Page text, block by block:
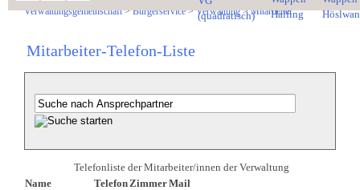
Verwaltungsgemeinschaft>Bürgerservice>Verwaltung>Mitarbeiter
Mitarbeiter-Telefon-Liste
Telefonliste der Mitarbeiter/innen der Verwaltung
Name
Telefon ZimmerMail